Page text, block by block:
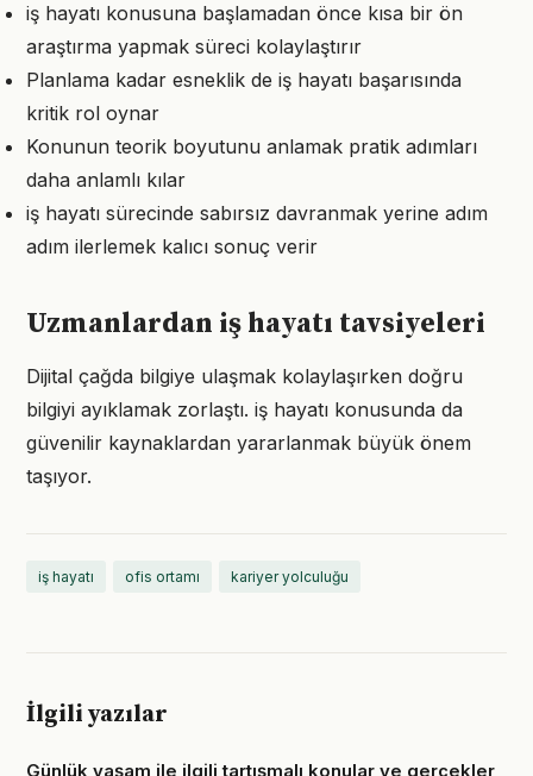
iş hayatı konusuna başlamadan önce kısa bir ön
araştırma yapmak süreci kolaylaştırır
Planlama kadar esneklik de iş hayatı başarısında
kritik rol oynar
Konunun teorik boyutunu anlamak pratik adımları
daha anlamlı kılar
iş hayatı sürecinde sabırsız davranmak yerine adım
adım ilerlemek kalıcı sonuç verir
Uzmanlardan iş hayatı tavsiyeleri
Dijital çağda bilgiye ulaşmak kolaylaşırken doğru
bilgiyi ayıklamak zorlaştı. iş hayatı konusunda da
güvenilir kaynaklardan yararlanmak büyük önem
taşıyor.
iş hayatı ofis ortamı kariyer yolculuğu
İlgili yazılar
Günlük yaşam ile ilgili tartışmalı konular ve gerçekler